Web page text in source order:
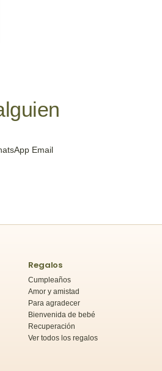
Email
Regalos
Cumpleaños
Amor y amistad
Para agradecer
Bienvenida de bebé
Recuperación
Ver todos los regalos